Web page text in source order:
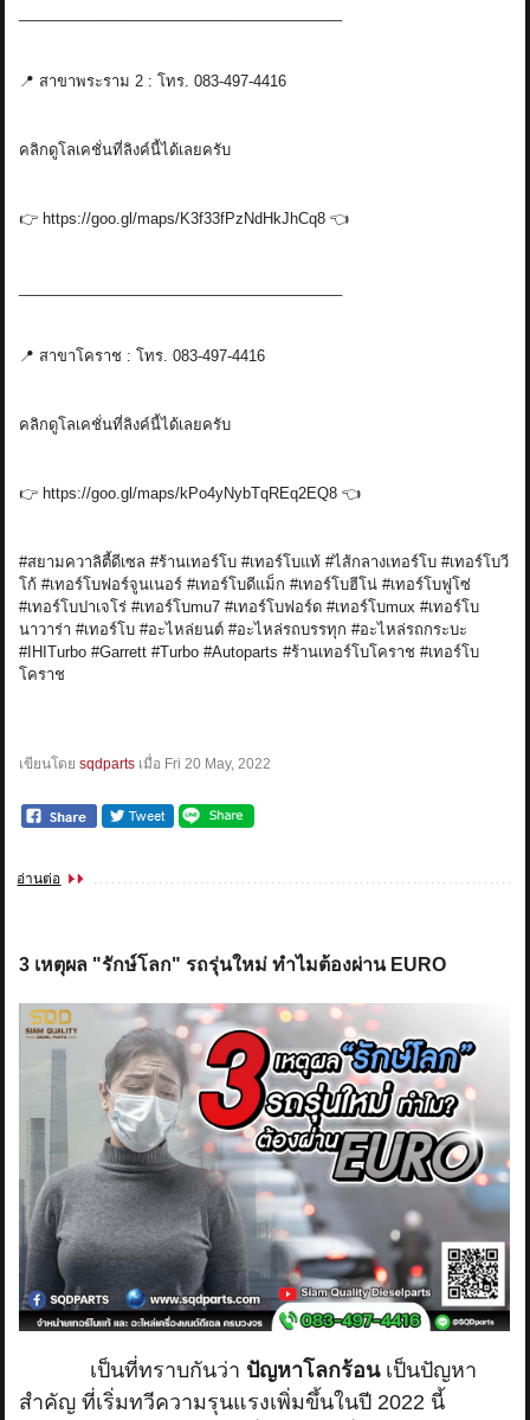
📍 สาขาพระราม 2 : โทร. 083-497-4416
คลิกดูโลเคชั่นที่ลิงค์นี้ได้เลยครับ
👉 https://goo.gl/maps/K3f33fPzNdHkJhCq8 👈
📍 สาขาโคราช : โทร. 083-497-4416
คลิกดูโลเคชั่นที่ลิงค์นี้ได้เลยครับ
👉 https://goo.gl/maps/kPo4yNybTqREq2EQ8 👈
#สยามควาลิตี้ดีเซล #ร้านเทอร์โบ #เทอร์โบแท้ #ไส้กลางเทอร์โบ #เทอร์โบวี
โก้ #เทอร์โบฟอร์จูนเนอร์ #เทอร์โบดีแม็ก #เทอร์โบฮีโน่ #เทอร์โบฟูโซ่
#เทอร์โบปาเจโร่ #เทอร์โบmu7 #เทอร์โบฟอร์ด #เทอร์โบmux #เทอร์โบ
นาวาร่า #เทอร์โบ #อะไหล่ยนต์ #อะไหล่รถบรรทุก #อะไหล่รถกระบะ
#IHITurbo #Garrett #Turbo #Autoparts #ร้านเทอร์โบโคราช #เทอร์โบ
โคราช
เขียนโดยsqdparts เมื่อ Fri 20 May, 2022
อ่านต่อ
3 เหตุผล "รักษ์โลก" รถรุ่นใหม่ ทำไมต้องผ่าน EURO
เป็นที่ทราบกันว่า ปัญหาโลกร้อนเป็นปัญหา
สำคัญ ที่เริ่มทวีความรุนแรงเพิ่มขึ้นในปี 2022 นี้